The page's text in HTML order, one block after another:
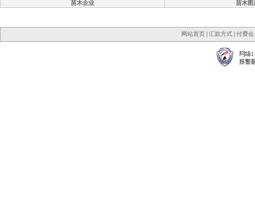
苗木企业 苗木图
网站首页| 汇款方式| 付费会